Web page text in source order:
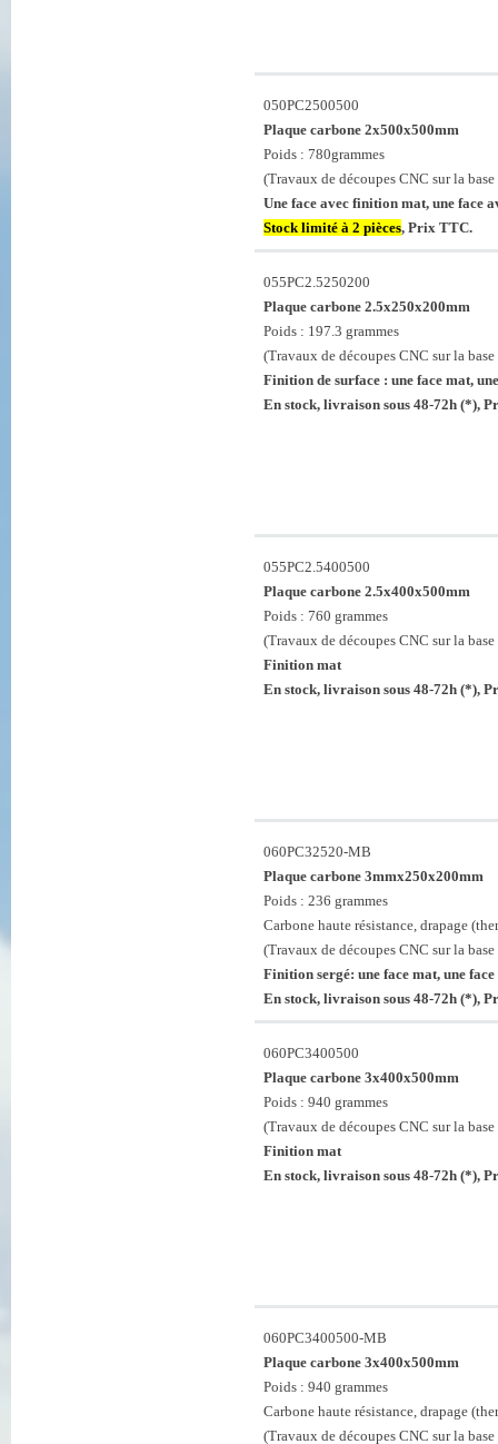
050PC2500500
Plaque carbone 2x500x500mm
Poids : 780grammes
(Travaux de découpes CNC sur la
Une face avec finition mat, une face
Stock limité à 2 pièces, Prix TTC.
055PC2.5250200
Plaque carbone 2.5x250x200mm
Poids : 197.3 grammes
(Travaux de découpes CNC sur la
Finition de surface : une face mat,
En stock, livraison sous 48-72h (*),
055PC2.5400500
Plaque carbone 2.5x400x500mm
Poids : 760 grammes
(Travaux de découpes CNC sur la
Finition mat
En stock, livraison sous 48-72h (*),
060PC32520-MB
Plaque carbone 3mmx250x200mm
Poids : 236 grammes
Carbone haute résistance, drapage
(Travaux de découpes CNC sur la
Finition sergé: une face mat, une
En stock, livraison sous 48-72h (*),
060PC3400500
Plaque carbone 3x400x500mm
Poids : 940 grammes
(Travaux de découpes CNC sur la
Finition mat
En stock, livraison sous 48-72h (*),
060PC3400500-MB
Plaque carbone 3x400x500mm
Poids : 940 grammes
Carbone haute résistance, drapage
(Travaux de découpes CNC sur la